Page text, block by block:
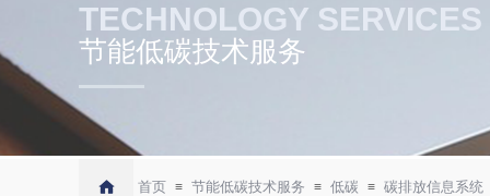
节能低碳技术服务
TECHNOLOGY SERVICES
首页 ≡ 节能低碳技术服务 ≡ 低碳 ≡ 碳排放信息系统